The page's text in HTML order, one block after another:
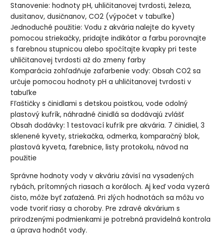
Stanovenie: hodnoty pH, uhličitanovej tvrdosti, železa,
dusitanov, dusičnanov, CO2 (výpočet v tabuľke)
Jednoduché použitie: Vodu z akvária nalejte do kyvety
pomocou striekačky, pridajte indikátor a farbu porovnajte
s farebnou stupnicou alebo spočítajte kvapky pri teste
uhličitanovej tvrdosti až do zmeny farby
Komparácia zohľadňuje zafarbenie vody: Obsah CO2 sa
určuje pomocou hodnoty pH a uhličitanovej tvrdosti v
tabuľke
Fľaštičky s činidlami s detskou poistkou, vode odolný
plastový kufrík, náhradné činidlá sa dodávajú zvlášť
Obsah dodávky: 1 testovací kufrík pre akvária. 7 činidiel, 3
sklenené kyvety, striekačka, odmerka, komparačný blok,
plastová kyveta, farebnice, listy protokolu, návod na
použitie
Správne hodnoty vody v akváriu závisí na vysadených
rybách, prítomných riasach a koráloch. Aj keď voda vyzerá
čisto, môže byť zaťažená. Pri zlých hodnotách sa môžu vo
vode tvoriť riasy a choroby. Pre zdravé akvárium s
prirodzenými podmienkami je potrebná pravidelná kontrola
a úprava hodnôt vody.